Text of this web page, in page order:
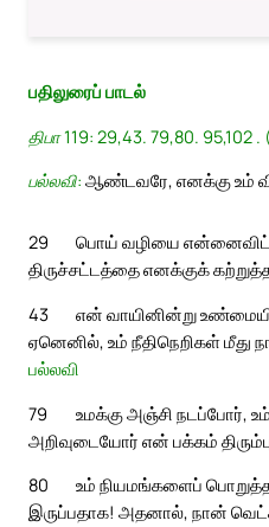
பதிலுரைப் பாடல்
திபா 119: 29,43. 79,80. 95,102
பல்லவி: ஆண்டவரே, எனக்கு உம்
29
பொய் வழியை
திருச்சட்டத்தை எனக்குக்
43
என் வாயினின்று
ஏனெனில், உம் நீதிநெறிகள்
பல்லவி
79
உமக்கு அஞ்சி நடப்போர்,
அறிவுடையோர் என் பக்கம்
80
உம் நியமங்களைப்
இருப்பதாக! அதனால், நான்